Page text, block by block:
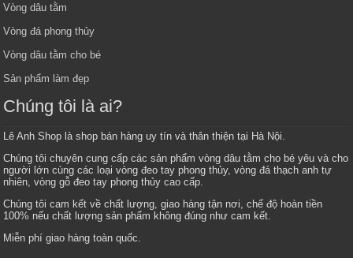
Vòng dâu tằm
Vòng đá phong thủy
Vòng dâu tằm cho bé
Sản phẩm làm đẹp
Chúng tôi là ai?
Lê Anh Shop là shop bán hàng uy tín và thân thiện tại Hà Nội.
Chúng tôi chuyên cung cấp các sản phẩm vòng dâu tằm cho bé yêu và cho
người lớn cùng các loại vòng đeo tay phong thủy, vòng đá thạch anh tự
nhiên, vòng gỗ đeo tay phong thủy cao cấp.
Chúng tôi cam kết về chất lượng, giao hàng tận nơi, chế độ hoàn tiền
100% nếu chất lượng sản phẩm không đúng như cam kết.
Miễn phí giao hàng toàn quốc.